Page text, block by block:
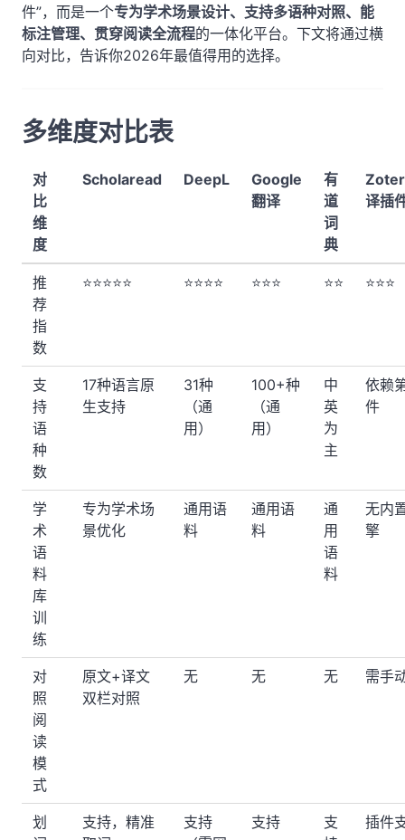
件”，而是一个专为学术场景设计、支持多语种对照、能
标注管理、贯穿阅读全流程的一体化平台。下文将通过横
向对比，告诉你2026年最值得用的选择。
多维度对比表
对
比
维
度
Scholaread DeepL
Google
翻译
有
道
词
典
译插
推
荐
指
数
⭐⭐⭐⭐⭐ ⭐⭐⭐⭐ ⭐⭐⭐ ⭐⭐ ⭐⭐⭐
支
持
语
种
数
17种语言原
生支持
31种
（通
用）
100+种
（通
用）
中
英
为
主
依赖
件
学
术
语
料
库
训
练
专为学术场
景优化
通用语
料
通用语
料
通
用
语
料
无内
擎
对
照
阅
读
模
式
原文+译文
双栏对照
无 无 无 需手
划
支持，精准
支持
支持
支
插件